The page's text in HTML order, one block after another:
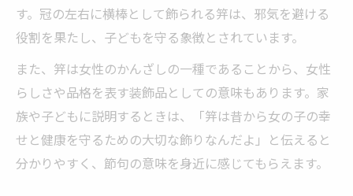
す。冠の左右に横棒として飾られる笄は、邪気を避ける
役割を果たし、子どもを守る象徴とされています。
また、笄は女性のかんざしの一種であることから、女性
らしさや品格を表す装飾品としての意味もあります。家
族や子どもに説明するときは、「笄は昔から女の子の幸
せと健康を守るための大切な飾りなんだよ」と伝えると
分かりやすく、節句の意味を身近に感じてもらえます。